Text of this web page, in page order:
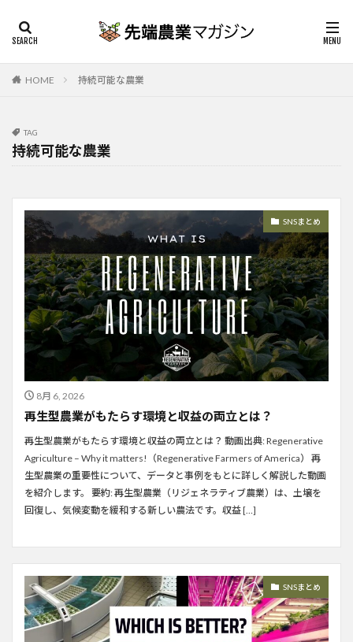
HOME 持続可能な農業
TAG
持続可能な農業
SNSまとめ
8月 6, 2026
再生型農業がもたらす環境と収益の両立とは？
再生型農業がもたらす環境と収益の両立とは？ 動画出典: Regenerative
Agriculture – Why it matters!（Regenerative Farmers of America） 再
生型農業の重要性について、データと事例をもとに詳しく解説した動画
を紹介します。 要約: 再生型農業（リジェネラティブ農業）は、土壌を
回復し、気候変動を緩和する新しい農法です。収益 […]
SNSまとめ